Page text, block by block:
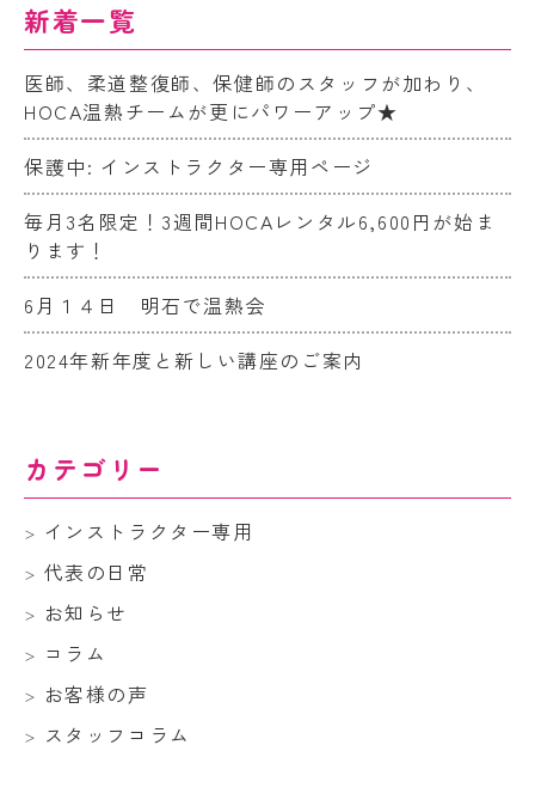
新着一覧
医師、柔道整復師、保健師のスタッフが加わり、
HOCA温熱チームが更にパワーアップ★
保護中: インストラクター専用ページ
毎月3名限定！3週間HOCAレンタル6,600円が始ま
ります！
6月１４日 明石で温熱会
2024年新年度と新しい講座のご案内
カテゴリー
インストラクター専用
代表の日常
お知らせ
コラム
お客様の声
スタッフコラム